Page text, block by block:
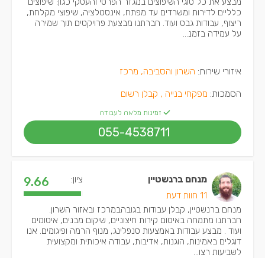
כלליים לדירות ומשרדים עד מפתח, אינסטלציה, שיפוצי מקלחת,
ריצוף, עבודות גבס ועוד. חברתנו מבצעת פרויקטים תוך שמירה
על עמידה בזמנ...
איזורי שירות: השרון והסביבה, מרכז
הסמכות: מפקחי בנייה , קבלן רשום
זמינות מלאה לעבודה
055-4538711
מנחם ברנשטיין
11 חוות דעת
ציון: 9.66
מנחם ברנשטיין, קבלן עבודות בגובהבמרכז ובאזור השרון.
חברתנו מתמחה באיטום קירות חיצוניים, שיקום מבנים, איטומים
ועוד . מבצע עבודות באמצעות סנפלינג, מנוף הרמה ופיגומים. אנו
דוגלים באמינות, הוגנות, אדיבות, עבודה איכותית ומקצועית
לשביעות רצו...